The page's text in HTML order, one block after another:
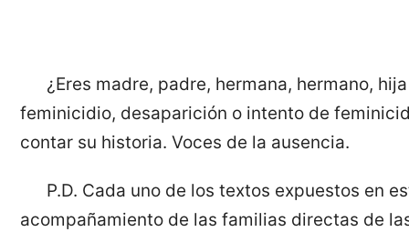
¿Eres madre, padre, hermana, hermano,
feminicidio, desaparición o intento de
contar su historia. Voces de la ausencia.
P.D. Cada uno de los textos expuestos en
acompañamiento de las familias directas de